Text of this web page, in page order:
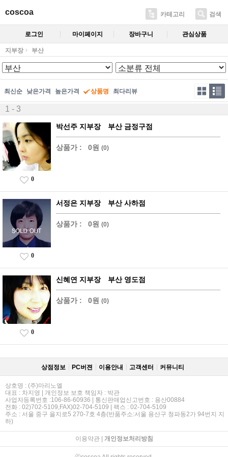
coscoa 카테고리 검색
로그인 마이페이지 장바구니 관심상품
지부장 부산
최신순 낮은가격 높은가격 상품명 최다리뷰
1 - 3
박선주 지부장 부산 금정구점
상품가 : 0원 (0)
0
서정은 지부장 부산 사하점
상품가 : 0원 (0)
0
신혜연 지부장 부산 영도점
상품가 : 0원 (0)
0
상점정보 PC버젼 이용안내 고객센터 커뮤니티
상호명 : (주)마리노엘
대표 : 차지영 | 개인정보 보호 책임자 : 박관
사업자등록번호 :106-86-60936 | 통신판매업신고번호 : 용산00884
전화 : 02)702-5109,FAX)02-704-5109 | 팩스 : 02-704-5109
주소 : 서울 중구 을지로5 270-7호 4층(반품주소:서울 용산구 청파동2가 94번지 지
하)
이용약관| 개인정보처리방침